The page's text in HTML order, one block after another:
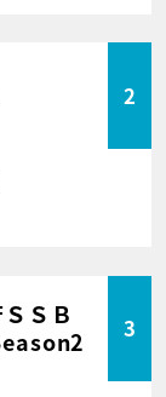
2
ＳＢ
3